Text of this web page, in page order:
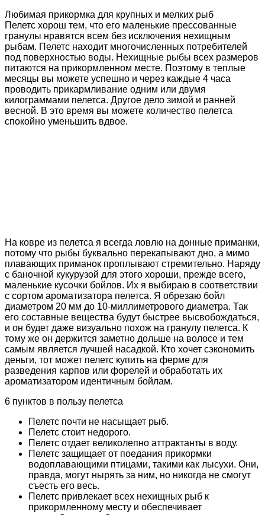
Любимая прикормка для крупных и мелких рыб
Пелетс хорош тем, что его маленькие прессованные
гранулы нравятся всем без исключения нехищным
рыбам. Пелетс находит многочисленных потребителей
под поверхностью воды. Нехищные рыбы всех размеров
питаются на прикормленном месте. Поэтому в теплые
месяцы вы можете успешно и через каждые 4 часа
проводить прикармливание одним или двумя
килограммами пелетса. Другое дело зимой и ранней
весной. В это время вы можете количество пелетса
спокойно уменьшить вдвое.
На ковре из пелетса я всегда ловлю на донные приманки,
потому что рыбы буквально перекапывают дно, а мимо
плавающих приманок проплывают стремительно. Наряду
с баночной кукурузой для этого хороши, прежде всего,
маленькие кусочки бойлов. Их я выбираю в соответствии
с сортом ароматизатора пелетса. Я обрезаю бойл
диаметром 20 мм до 10-миллиметрового диаметра. Так
его составные вещества будут быстрее высвобождаться,
и он будет даже визуально похож на гранулу пелетса. К
тому же он держится заметно дольше на волосе и тем
самым является лучшей насадкой. Кто хочет сэкономить
деньги, тот может пелетс купить на ферме для
разведения карпов или форелей и обработать их
ароматизатором идентичным бойлам.
6 пунктов в пользу пелетса
Пелетс почти не насыщает рыб.
Пелетс стоит недорого.
Пелетс отдает великолепно аттрактанты в воду.
Пелетс защищает от поедания прикормки
водоплавающими птицами, такими как лысухи. Они,
правда, могут нырять за ним, но никогда не смогут
съесть его весь.
Пелетс привлекает всех нехищных рыб к
прикормленному месту и обеспечивает